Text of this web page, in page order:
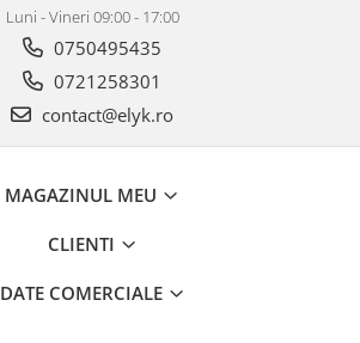
Luni - Vineri 09:00 - 17:00
0750495435
0721258301
contact@elyk.ro
MAGAZINUL MEU
CLIENTI
DATE COMERCIALE